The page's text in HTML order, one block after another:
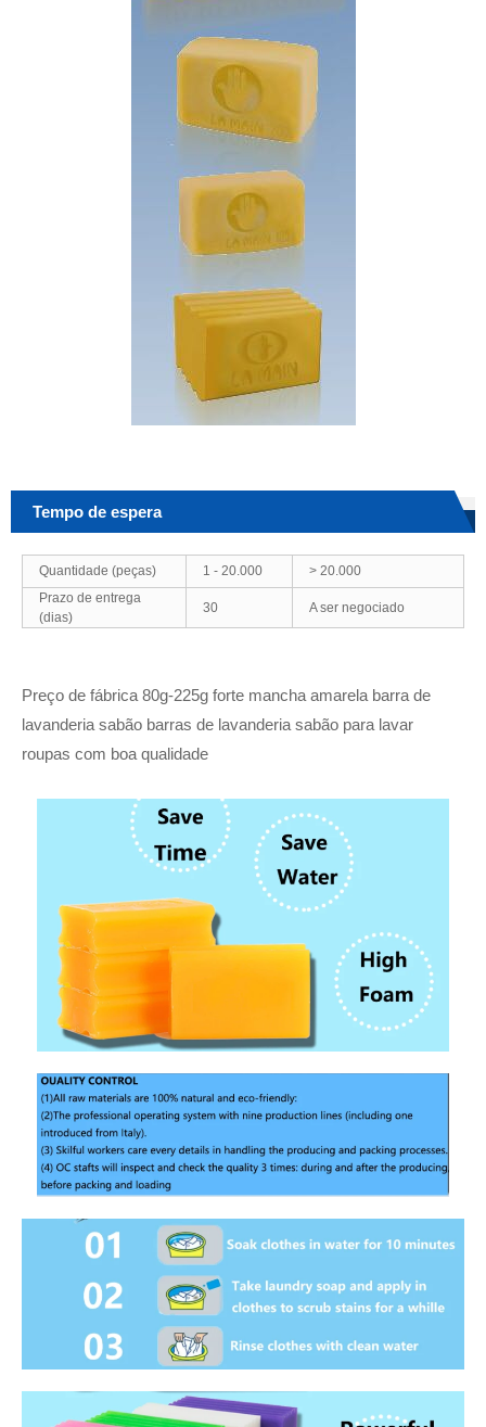
Tempo de espera
Quantidade (peças) 1 - 20.000
> 20.000
Prazo de entrega
(dias)
30 A ser negociado
Preço de fábrica 80g-225g forte mancha amarela barra de
lavanderia sabão barras de lavanderia sabão para lavar
roupas com boa qualidade